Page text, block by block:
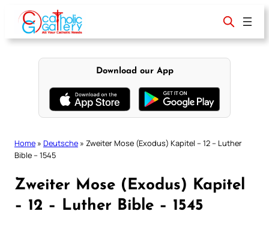
content
Download our App
Home » Deutsche » Zweiter Mose (Exodus) Kapitel – 12 – Luther
Bible – 1545
Zweiter Mose (Exodus) Kapitel
– 12 – Luther Bible – 1545